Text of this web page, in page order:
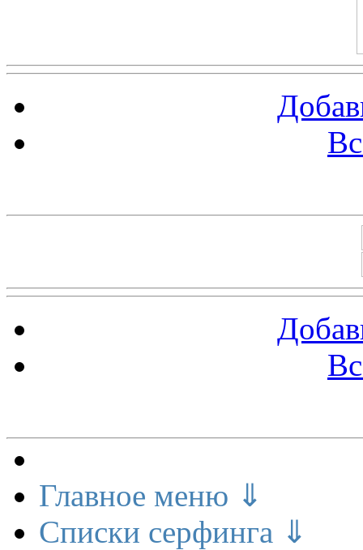
Главное меню ⇓
Списки серфинга ⇓